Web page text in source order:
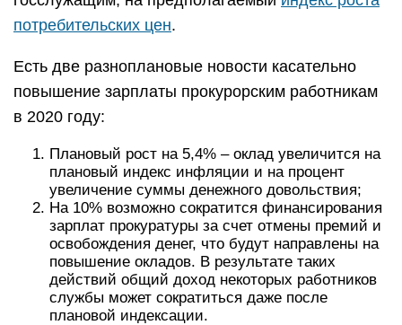
потребительских цен.
Есть две разноплановые новости касательно
повышение зарплаты прокурорским работникам
в 2020 году:
Плановый рост на 5,4% – оклад увеличится на
плановый индекс инфляции и на процент
увеличение суммы денежного довольствия;
На 10% возможно сократится финансирования
зарплат прокуратуры за счет отмены премий и
освобождения денег, что будут направлены на
повышение окладов. В результате таких
действий общий доход некоторых работников
службы может сократиться даже после
плановой индексации.